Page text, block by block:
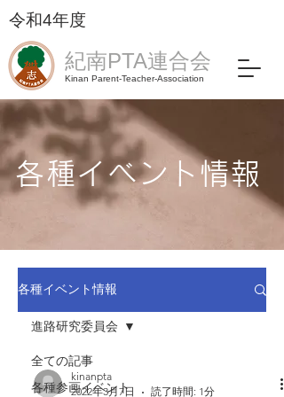
紀南PTA連合会
Kinan Parent-Teacher-Association
令和4年度​
各種イベント情報
各種イベント情報
全ての記事
各種参画イベント
進路研究委員会
kinanpta
2022年3月7日
読了時間: 1分